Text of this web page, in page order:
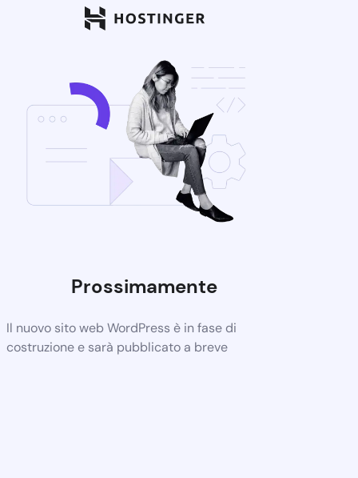
Prossimamente
Il nuovo sito web WordPress è in fase di
costruzione e sarà pubblicato a breve